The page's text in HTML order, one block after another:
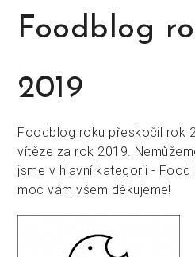
Foodblog
2019
Foodblog roku přeskočil rok
vítěze za rok 2019.
jsme v hlavní kategorii -
moc vám všem děkujeme!